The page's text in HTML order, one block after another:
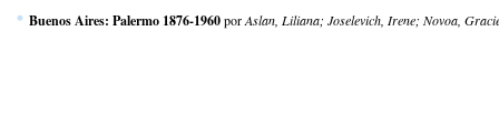
Buenos Aires: Palermo 1876-1960porAslan, Liliana; Joselevich, Irene; Novoa,